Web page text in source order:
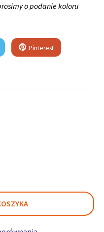
o podanie koloru
Pinterest